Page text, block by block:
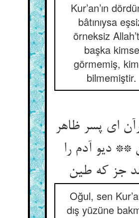
Kur’an’ın
bâtınıysa
örneksiz
başka kimse
görmemiş,
bilmemiştir.
ای پسر ظاهر
** دیو آدم را
جز که طین
Oğul, sen
dış yüzüne